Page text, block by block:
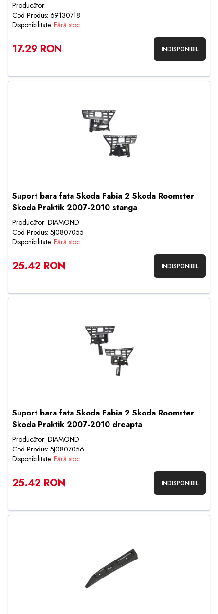
Producător:
Cod Produs: 69130718
Disponibilitate: Fără stoc
17.29 RON INDISPONIBIL
Suport bara fata Skoda Fabia 2 Skoda Roomster
Skoda Praktik 2007-2010 stanga
Producător: DIAMOND
Cod Produs: 5J0807055
Disponibilitate: Fără stoc
25.42 RON INDISPONIBIL
Suport bara fata Skoda Fabia 2 Skoda Roomster
Skoda Praktik 2007-2010 dreapta
Producător: DIAMOND
Cod Produs: 5J0807056
Disponibilitate: Fără stoc
25.42 RON INDISPONIBIL